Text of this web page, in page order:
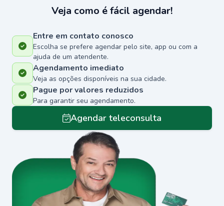
Veja como é fácil agendar!
Entre em contato conosco
Escolha se prefere agendar pelo site, app ou com a
ajuda de um atendente.
Agendamento imediato
Veja as opções disponíveis na sua cidade.
Pague por valores reduzidos
Para garantir seu agendamento.
Agendar teleconsulta